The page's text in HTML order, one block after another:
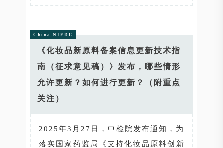
China NIFDC
《化妆品新原料备案信息更新技术指
南（征求意见稿）》发布，哪些情形
允许更新？如何进行更新？（附重点
关注）
2025年3月27日，中检院发布通知，为
落实国家药监局《支持化妆品原料创新